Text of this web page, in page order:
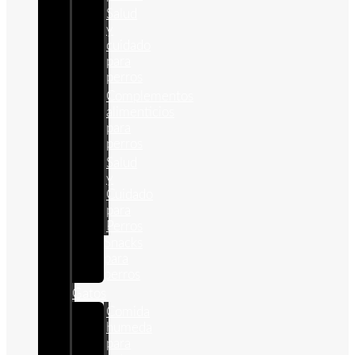
Salud
y
cuidado
para
perros
Complementos
alimenticios
para
perros
Salud
y
Cuidado
para
Perros
Gatos
Comida
humeda
para